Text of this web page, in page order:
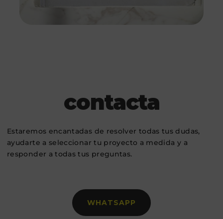
contacta
Estaremos encantadas de resolver todas tus dudas,
ayudarte a seleccionar tu proyecto a medida y a
responder a todas tus preguntas.
WHATSAPP